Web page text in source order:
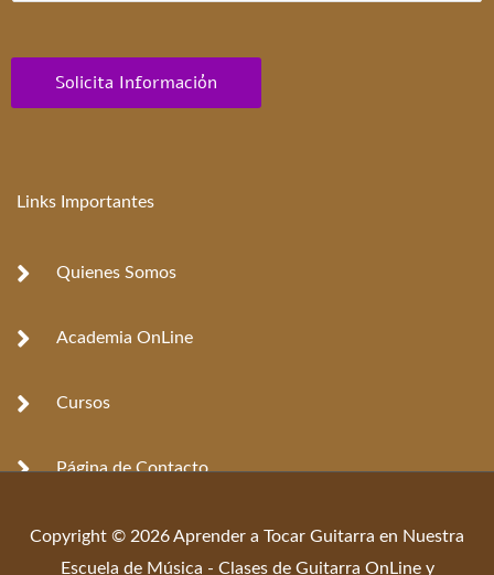
Solicita Información
Links Importantes
Quienes Somos
Academia OnLine
Cursos
Página de Contacto
Copyright © 2026 Aprender a Tocar Guitarra en Nuestra
Escuela de Música - Clases de Guitarra OnLine y